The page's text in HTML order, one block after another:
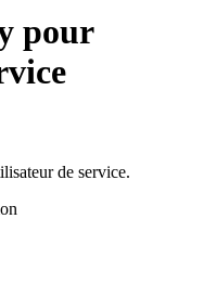
pour
de service.